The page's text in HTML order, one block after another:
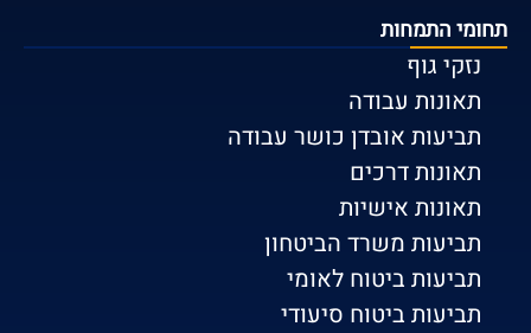
תחומי התמחות
נזקי גוף
תאונות עבודה
תביעות אובדן כושר עבודה
תאונות דרכים
תאונות אישיות
תביעות משרד הביטחון
תביעות ביטוח לאומי
תביעות ביטוח סיעודי